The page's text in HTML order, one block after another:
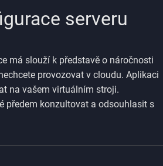
serveru
má slouží k představě o náročnosti
provozovat v cloudu. Aplikaci
na vašem virtuálním stroji.
předem konzultovat a odsouhlasit s